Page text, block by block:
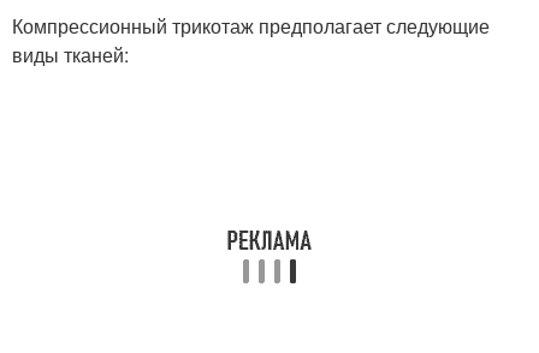
Компрессионный трикотаж предполагает следующие
виды тканей: